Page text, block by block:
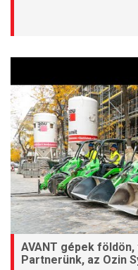
AVANT gépek
Partnerünk, az Ozin